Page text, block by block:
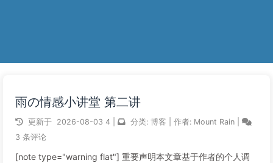
雨の情感小讲堂 第二讲
更新于 2026-08-03 4 分类: 博客 作者: Mount Rain
3 条评论
[note type="warning flat"] 重要声明本文章基于作者的个人调